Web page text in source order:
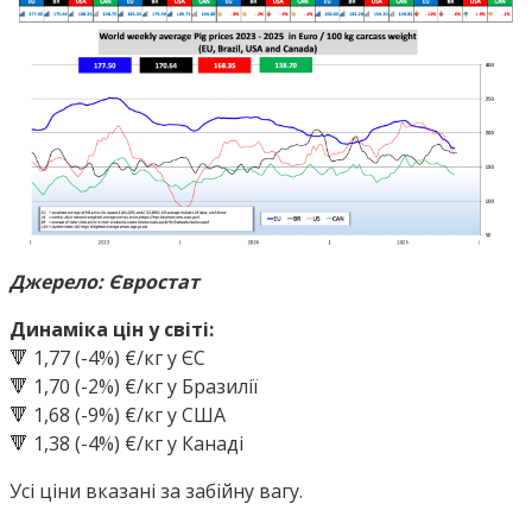
Джерело: Євростат
Динаміка цін у світі:
🔻 1,77 (-4%) €/кг у ЄС
🔻 1,70 (-2%) €/кг у Бразилії
🔻 1,68 (-9%) €/кг у США
🔻 1,38 (-4%) €/кг у Канаді
Усі ціни вказані за забійну вагу.